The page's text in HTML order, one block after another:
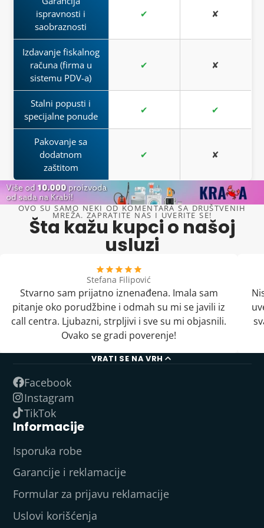
ispravnosti i
saobraznosti
✔ ✘
Izdavanje fiskalnog
računa (firma u
sistemu PDV-a)
✔ ✘
Stalni popusti i
specijalne ponude
✔ ✔
Pakovanje sa
dodatnom
zaštitom
✔ ✘
OVO SU SAMO NEKI OD KOMENTARA SA DRUŠTVENIH
MREŽA. ZAPRATITE NAS I UVERITE SE!
Šta kažu kupci o našoj
usluzi
Stefana Filipović
Stvarno sam prijatno iznenađena. Imala sam
pitanje oko porudžbine i odmah su mi se javili iz
call centra. Ljubazni, strpljivi i sve su mi objasnili.
Ovako se gradi poverenje!
VRATI SE NA VRH
Facebook
Instagram
TikTok
Informacije
Isporuka robe
Garancije i reklamacije
Formular za prijavu reklamacije
Uslovi korišćenja